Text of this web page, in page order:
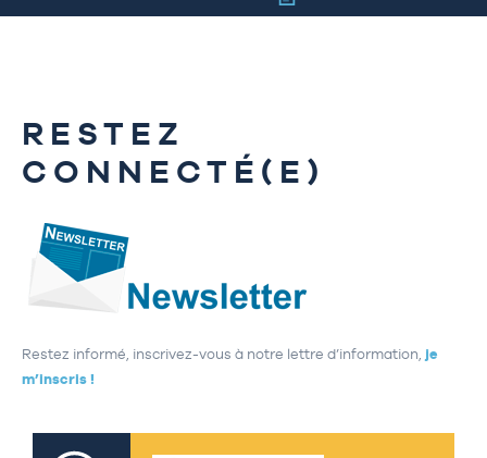
RESTEZ
CONNECTÉ(E)
Restez informé, inscrivez-vous à notre lettre d’information, je
m’inscris !